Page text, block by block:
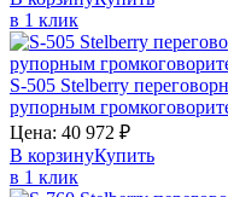
в 1 клик
S-505 Stelberry
рупорным
Цена: 40 972 ₽
В корзинуКупить
в 1 клик